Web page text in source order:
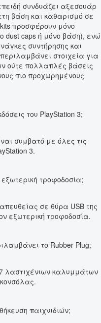
συνδυάζει αξεσουάρ
βάση και καθαρισμό σε
προσφέρουν μόνο
caps ή μόνο βάση), ενώ
συντήρησης και
στοιχεία για
ούτε πολλαπλές βάσεις
πιο προχωρημένους
του PlayStation 3;
συμβατό με όλες τις
3.
τροφοδοσία;
σε θύρα USB της
εξωτερική τροφοδοσία.
το Rubber Plug;
λαστιχένιων καλυμμάτων
παιχνιδιών;